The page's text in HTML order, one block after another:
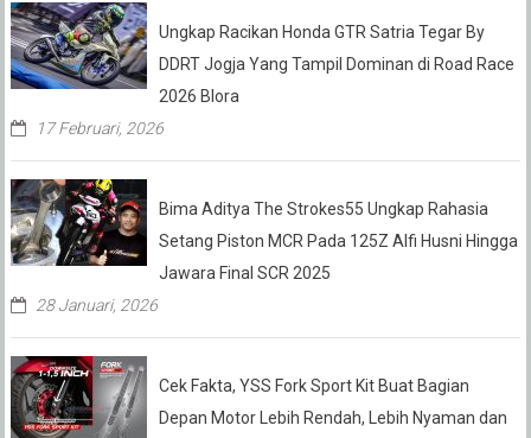
Ungkap Racikan Honda GTR Satria Tegar By
DDRT Jogja Yang Tampil Dominan di Road Race
2026 Blora
17 Februari, 2026
Bima Aditya The Strokes55 Ungkap Rahasia
Setang Piston MCR Pada 125Z Alfi Husni Hingga
Jawara Final SCR 2025
28 Januari, 2026
Cek Fakta, YSS Fork Sport Kit Buat Bagian
Depan Motor Lebih Rendah, Lebih Nyaman dan